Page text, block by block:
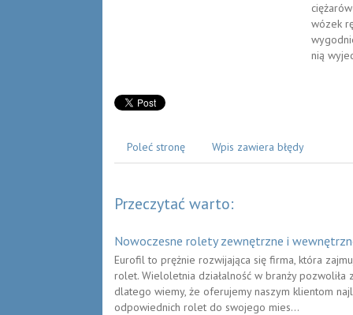
wózek
nią
Poleć stronę Wpis zawiera błędy
Przeczytać warto:
Nowoczesne rolety zewnętrzne i
Eurofil to prężnie rozwijająca się firma, która
rolet. Wieloletnia działalność w branży
dlatego wiemy, że oferujemy naszym klientom
odpowiednich rolet do swojego mies...